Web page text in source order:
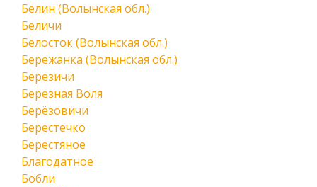
Белин (Волынская обл.)
Беличи
Белосток (Волынская обл.)
Бережанка (Волынская обл.)
Березичи
Березная Воля
Берёзовичи
Берестечко
Берестяное
Благодатное
Бобли